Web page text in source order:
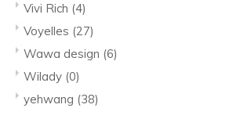
Vivi Rich (4)
Voyelles (27)
Wawa design (6)
Wilady (0)
yehwang (38)